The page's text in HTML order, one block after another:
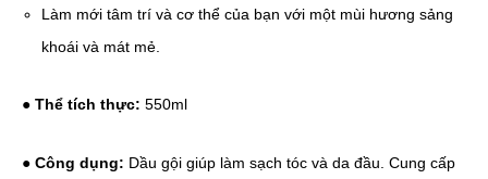
Làm mới tâm trí và cơ thể của bạn với một mùi hương sảng
khoái và mát mẻ.
● Thể tích thực: 550ml
● Công dụng: Dầu gội giúp làm sạch tóc và da đầu. Cung cấp